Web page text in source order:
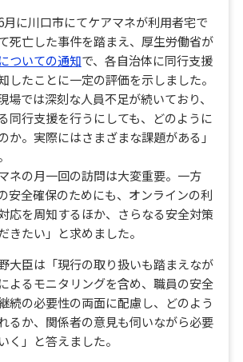
に川口市にてケアマネが利用者宅で
死亡した事件を踏まえ、厚生労働省が
ついての通知で、各自治体に同行支援
したことに一定の評価を示しました。
場では深刻な人員不足が続いており、
同行支援を行うにしても、どのように
か。実際にはさまざまな課題がある」
ネの月一回の訪問は大変重要。一方
安全確保のためにも、オンラインの利
応を周知するほか、さらなる安全対策
きたい」と求めました。
大臣は「現行の取り扱いも踏まえなが
よるモニタリングを含め、職員の安全
続の必要性の両面に配慮し、どのよう
るか、関係者の意見も伺いながら必要
く」と答えました。